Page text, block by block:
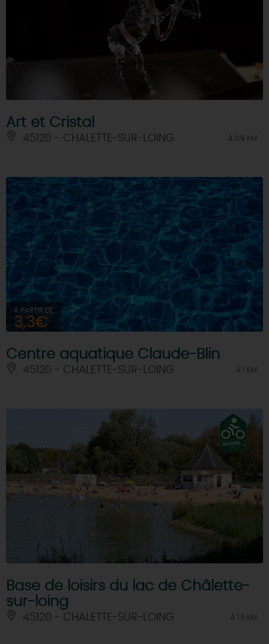
Art et Cristal
45120 - CHALETTE-SUR-LOING À 0.9 KM
À PARTIR DE
3,3€
Centre aquatique Claude-Blin
45120 - CHALETTE-SUR-LOING À 1 KM
Base de loisirs du lac de Châlette-
sur-loing
45120 - CHALETTE-SUR-LOING À 1.5 KM